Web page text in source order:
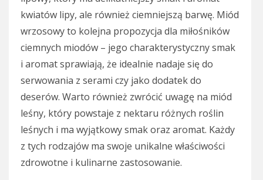
kwiatów lipy, ale również ciemniejszą barwę. Miód
wrzosowy to kolejna propozycja dla miłośników
ciemnych miodów – jego charakterystyczny smak
i aromat sprawiają, że idealnie nadaje się do
serwowania z serami czy jako dodatek do
deserów. Warto również zwrócić uwagę na miód
leśny, który powstaje z nektaru różnych roślin
leśnych i ma wyjątkowy smak oraz aromat. Każdy
z tych rodzajów ma swoje unikalne właściwości
zdrowotne i kulinarne zastosowanie.